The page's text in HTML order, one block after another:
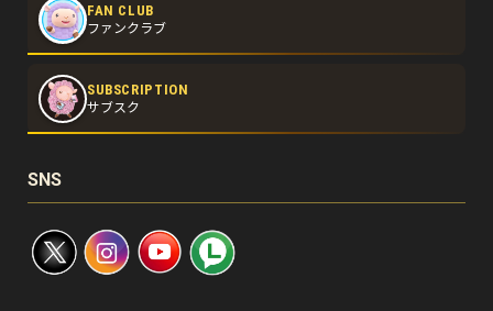
FAN CLUB
ファンクラブ
SUBSCRIPTION
サブスク
SNS